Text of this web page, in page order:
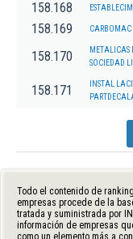
158.168
158.169 CARBOMAC
158.170
METALICAS
SOCIEDAD
158.171
INSTAL
PARTDECALA
Todo el contenido de
empresas procede de la
tratada y suministrada por
información de empresas
como un elemento más a